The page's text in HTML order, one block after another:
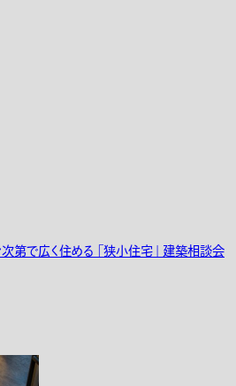
で広く住める 「狭小住宅」 建築相談会